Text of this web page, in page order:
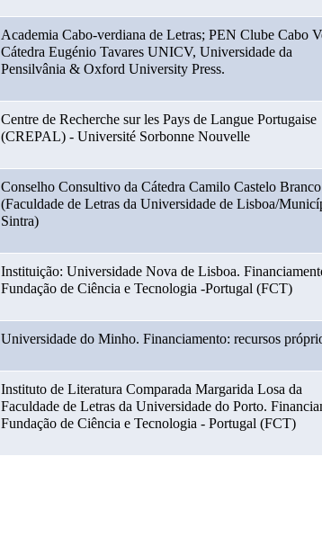
Academia Cabo-verdiana de Letras; PEN Clube Cabo
Cátedra Eugénio Tavares UNICV, Universidade da
Pensilvânia & Oxford University Press.
Centre de Recherche sur les Pays de Langue Portugaise
(CREPAL) - Université Sorbonne Nouvelle
Conselho Consultivo da Cátedra Camilo Castelo Branco
(Faculdade de Letras da Universidade de Lisboa/
Sintra)
Instituição: Universidade Nova de Lisboa.
Fundação de Ciência e Tecnologia -Portugal (FCT)
Universidade do Minho. Financiamento: recursos
Instituto de Literatura Comparada Margarida Losa da
Faculdade de Letras da Universidade do Porto.
Fundação de Ciência e Tecnologia - Portugal (FCT)